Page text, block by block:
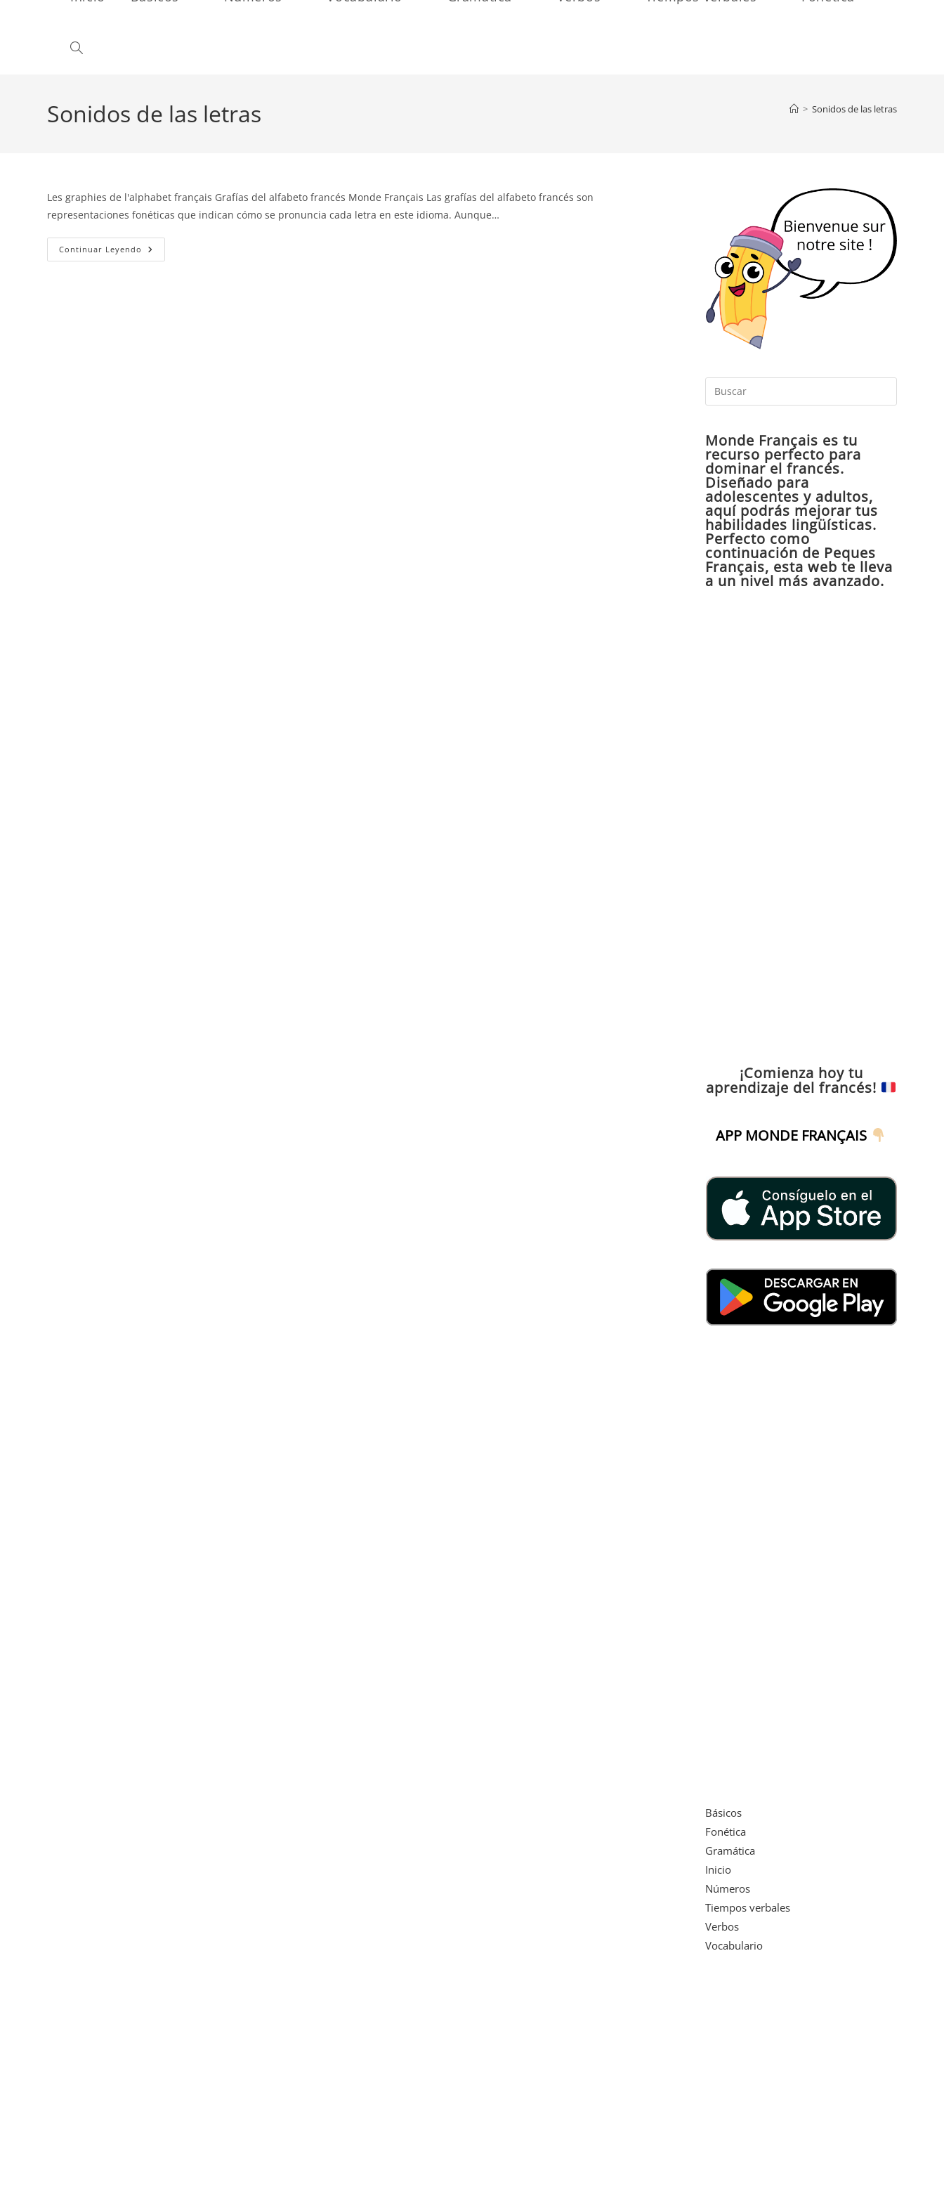
Alternar
la
web
Sonidos de las letras > Sonidos de las letras
Les graphies de l'alphabet français Grafías del alfabeto francés Monde Français Las grafías del alfabeto francés son
representaciones fonéticas que indican cómo se pronuncia cada letra en este idioma. Aunque…
Continuar Leyendo Grafías
Del
Escape
Monde Français es tu
recurso perfecto para
dominar el francés.
Diseñado para
adolescentes y adultos,
aquí podrás mejorar tus
habilidades lingüísticas.
Perfecto como
continuación de Peques
Français, esta web te lleva
a un nivel más avanzado.
¡Comienza hoy tu
aprendizaje del francés!
APP MONDE FRANÇAIS
Básicos
Fonética
Gramática
Inicio
Números
Tiempos verbales
Verbos
Vocabulario